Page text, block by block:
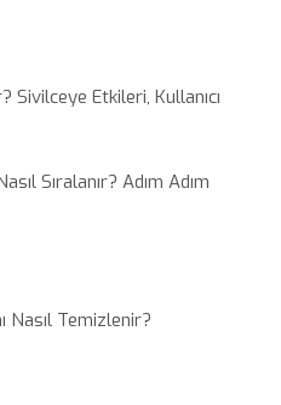
Etkileri, Kullanıcı
Sıralanır? Adım Adım
Nasıl Temizlenir?